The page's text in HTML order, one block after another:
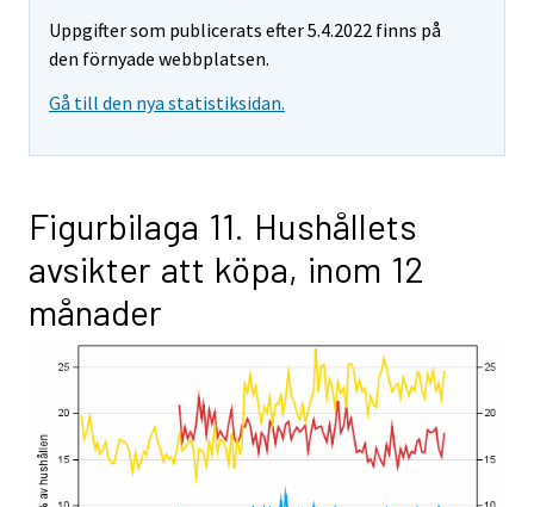
Uppgifter som publicerats efter 5.4.2022 finns på
den förnyade webbplatsen.
Gå till den nya statistiksidan.
Figurbilaga 11. Hushållets
avsikter att köpa, inom 12
månader